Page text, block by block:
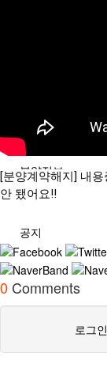
분양정보
공지
[분양계약해지] 내
안 됐어요!!
0 Comments
로그